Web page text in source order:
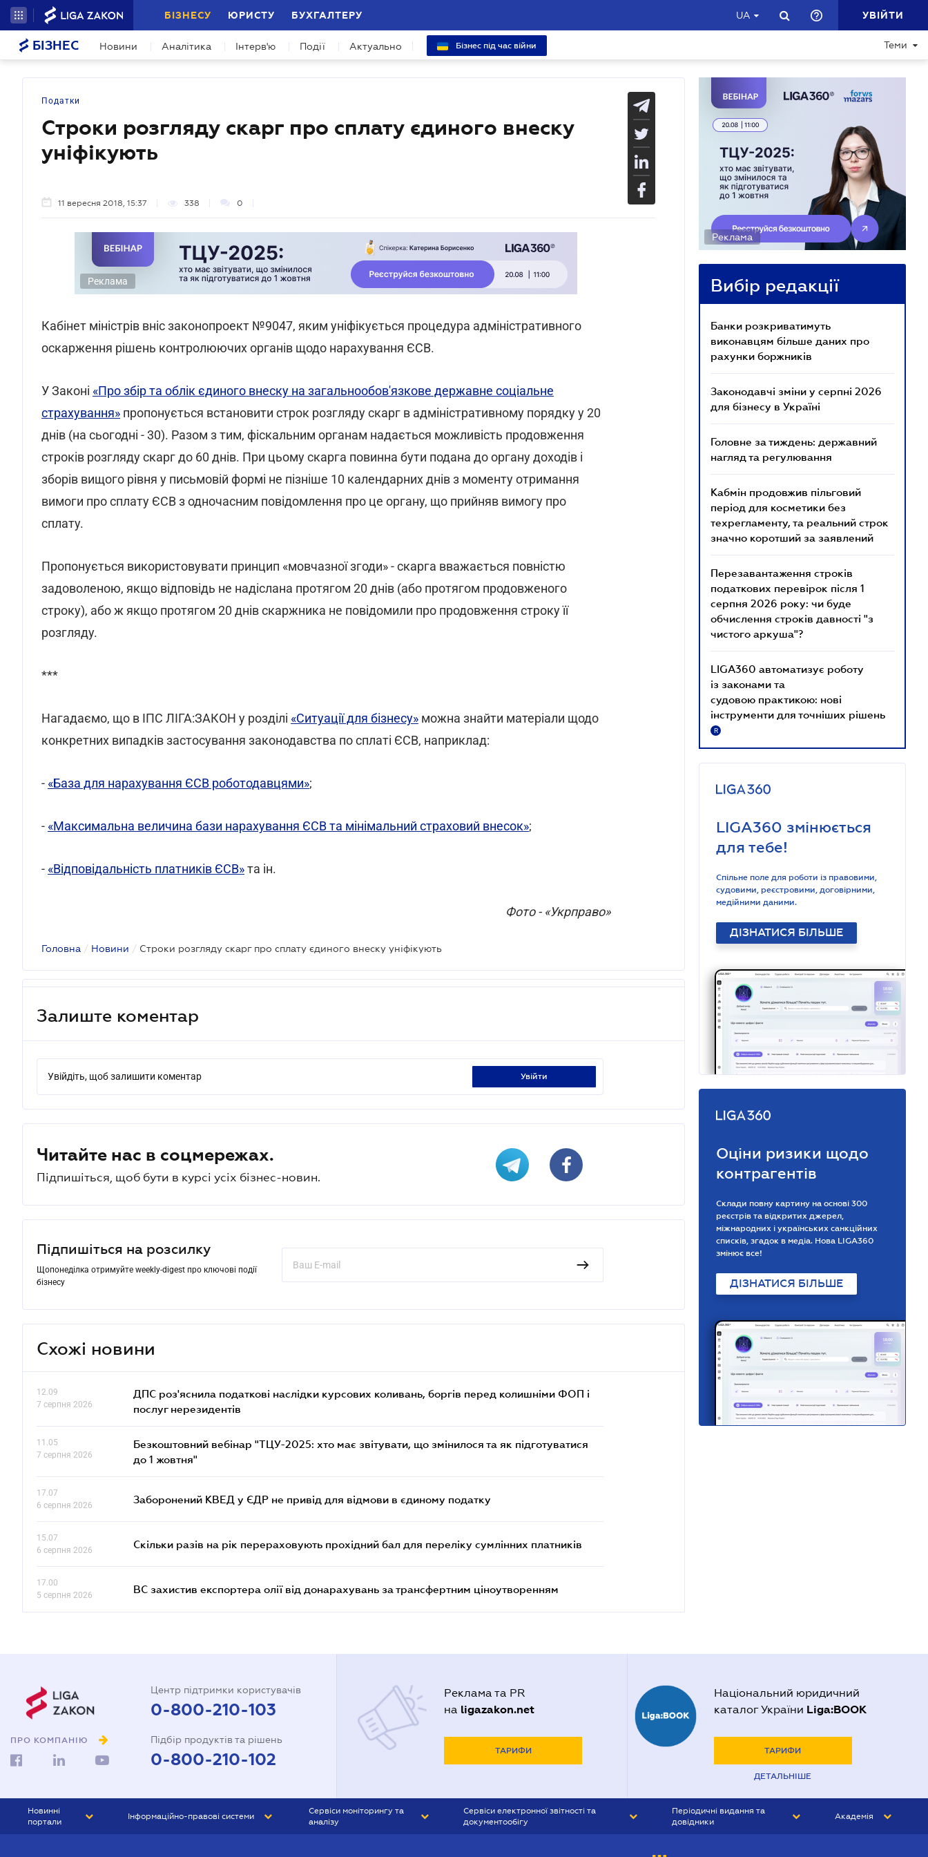
БІЗНЕСУ ЮРИСТУ БУХГАЛТЕРУ UA УВІЙТИ
БІЗНЕС Новини Аналітика Інтерв'ю Події Актуально Бізнес під час війни Теми
Податки
Строки розгляду скарг про сплату єдиного внеску
уніфікують
11 вересня 2018, 15:37 338 0
Реклама
Кабінет міністрів вніс законопроект №9047, яким уніфікується процедура адміністративного
оскарження рішень контролюючих органів щодо нарахування ЄСВ.
У Законі «Про збір та облік єдиного внеску на загальнообов'язкове державне соціальне
страхування» пропонується встановити строк розгляду скарг в адміністративному порядку у 20
днів (на сьогодні - 30). Разом з тим, фіскальним органам надається можливість продовження
строків розгляду скарг до 60 днів. При цьому скарга повинна бути подана до органу доходів і
зборів вищого рівня у письмовій формі не пізніше 10 календарних днів з моменту отримання
вимоги про сплату ЄСВ з одночасним повідомлення про це органу, що прийняв вимогу про
сплату.
Пропонується використовувати принцип «мовчазної згоди» - скарга вважається повністю
задоволеною, якщо відповідь не надіслана протягом 20 днів (або протягом продовженого
строку), або ж якщо протягом 20 днів скаржника не повідомили про продовження строку її
розгляду.
***
Нагадаємо, що в ІПС ЛІГА:ЗАКОН у розділі «Ситуації для бізнесу» можна знайти матеріали щодо
конкретних випадків застосування законодавства по сплаті ЄСВ, наприклад:
- «База для нарахування ЄСВ роботодавцями»;
- «Максимальна величина бази нарахування ЄСВ та мінімальний страховий внесок»;
- «Відповідальність платників ЄСВ»та ін.
Фото - «Укрправо»
Головна / Новини / Строки розгляду скарг про сплату єдиного внеску уніфікують
Залиште коментар
Увійдіть, щоб залишити коментар увійти
Читайте нас в соцмережах.
Підпишіться, щоб бути в курсі усіх бізнес-новин.
Підпишіться на розсилку
Щопонеділка отримуйте weekly-digest про ключові події
бізнесу
Схожі новини
12.09
7 серпня 2026
ДПС роз'яснила податкові наслідки курсових коливань, боргів перед колишніми ФОП і
послуг нерезидентів
11.05
7 серпня 2026
Безкоштовний вебінар "ТЦУ-2025: хто має звітувати, що змінилося та як підготуватися
до 1 жовтня"
17.07
6 серпня 2026
Заборонений КВЕД у ЄДР не привід для відмови в єдиному податку
15.07
6 серпня 2026
Скільки разів на рік перераховують прохідний бал для переліку сумлінних платників
17.00
5 серпня 2026
ВС захистив експортера олії від донарахувань за трансфертним ціноутворенням
Реклама
Вибір редакції
Банки розкриватимуть
виконавцям більше даних про
рахунки боржників
Законодавчі зміни у серпні 2026
для бізнесу в Україні
Головне за тиждень: державний
нагляд та регулювання
Кабмін продовжив пільговий
період для косметики без
техрегламенту, та реальний строк
значно коротший за заявлений
Перезавантаження строків
податкових перевірок після 1
серпня 2026 року: чи буде
обчислення строків давності "з
чистого аркуша"?
LIGA360 автоматизує роботу
із законами та
судовою практикою: нові
інструменти для точніших рішень
R
LIGA360 змінюється
для тебе!
Спільне поле для роботи із правовими,
судовими, реєстровими, договірними,
медійними даними.
ДІЗНАТИСЯ БІЛЬШЕ
Оціни ризики щодо
контрагентів
Склади повну картину на основі 300
реєстрів та відкритих джерел,
міжнародних і українських санкційних
списків, згадок в медіа. Нова LIGA360
змінює все!
ДІЗНАТИСЯ БІЛЬШЕ
ПРО КОМПАНІЮ
Центр підтримки користувачів
0-800-210-103
Підбір продуктів та рішень
0-800-210-102
Реклама та PR
на ligazakon.net
ТАРИФИ
Національний юридичний
каталог України Liga:BOOK
ТАРИФИ
ДЕТАЛЬНІШЕ
Новинні
портали
Інформаційно-правові системи
Сервіси моніторингу та
аналізу
Сервіси електронної звітності та
документообігу
Періодичні видання та
довідники
Академія